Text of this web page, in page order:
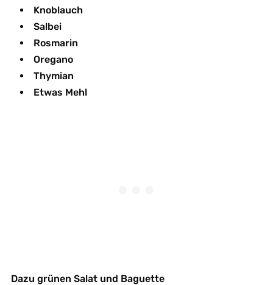
Knoblauch
Salbei
Rosmarin
Oregano
Thymian
Etwas Mehl
Dazu grünen Salat und Baguette